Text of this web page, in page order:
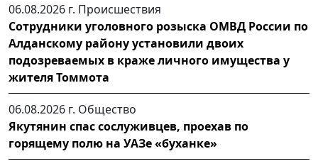
06.08.2026 г. Происшествия
Сотрудники уголовного розыска ОМВД России по
Алданскому району установили двоих
подозреваемых в краже личного имущества у
жителя Томмота
06.08.2026 г. Общество
Якутянин спас сослуживцев, проехав по
горящему полю на УАЗе «буханке»